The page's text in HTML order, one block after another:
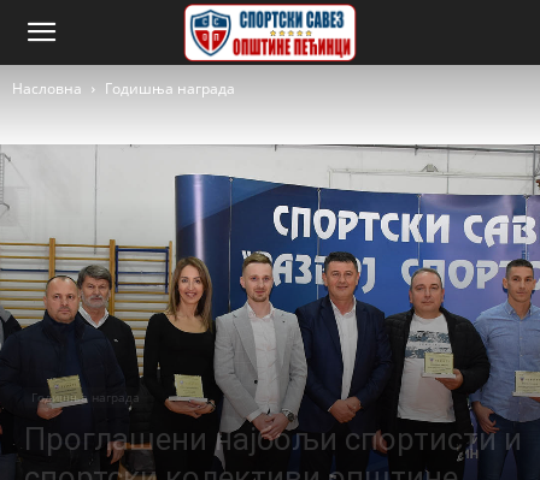
Насловна Годишња награда
Годишња награда
Проглашени најбољи спортисти и